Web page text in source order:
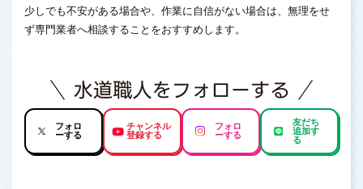
少しでも不安がある場合や、作業に自信がない場合は、無理をせ
ず専門業者へ相談することをおすすめします。
フォロ
ーする
チャンネル
登録する
フォロ
ーする
友だち
追加す
る